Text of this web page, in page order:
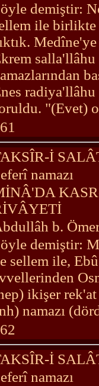
demiştir:
ile
salla'llâhu
"(Evet)
İ
namazı
b.
demiştir:
sellem ile,
ikişer
namazı
İ
namazı